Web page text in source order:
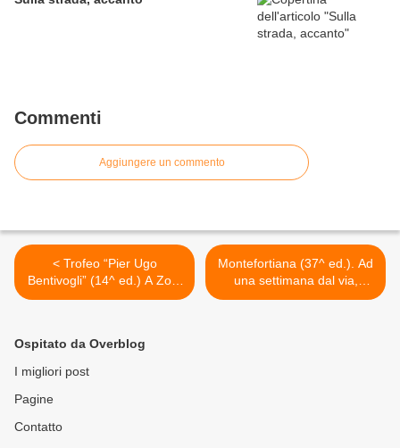
Commenti
Aggiungere un commento
< Trofeo “Pier Ugo
Bentivogli” (14^ ed.) A Zola
Predosa, il 5 febbraio 2012,
Montefortiana (37^ ed.). Ad
una settimana dal via,
presentata ufficialmente
Ospitato da Overblog
I migliori post
Pagine
Contatto